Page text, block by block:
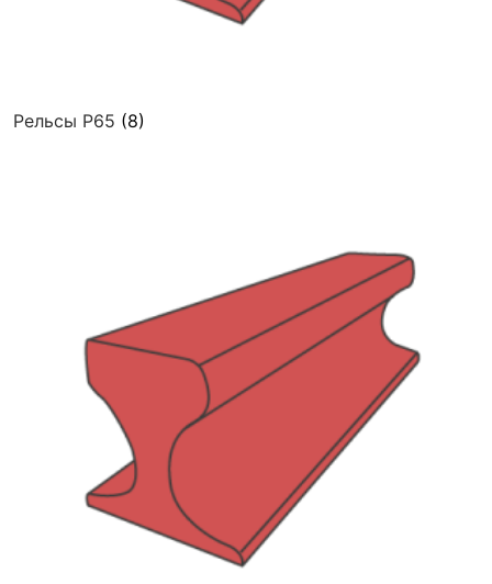
Рельсы Р65 (8)